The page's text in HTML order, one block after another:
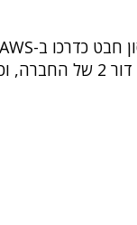
הנמסיס שלו, והשיק שורת שירותים בענן דור 2 של